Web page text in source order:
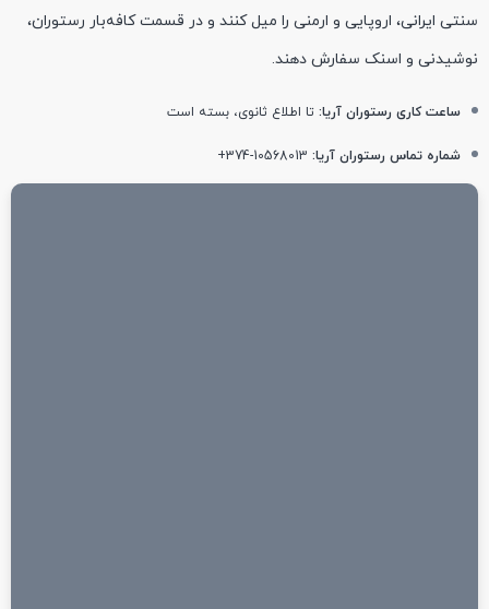
سنتی ایرانی، اروپایی و ارمنی را میل کنند و در قسمت کافه‌بار رستوران،
نوشیدنی و اسنک سفارش دهند.
ساعت کاری رستوران آریا: تا اطلاع ثانوی، بسته است
شماره تماس رستوران آریا: